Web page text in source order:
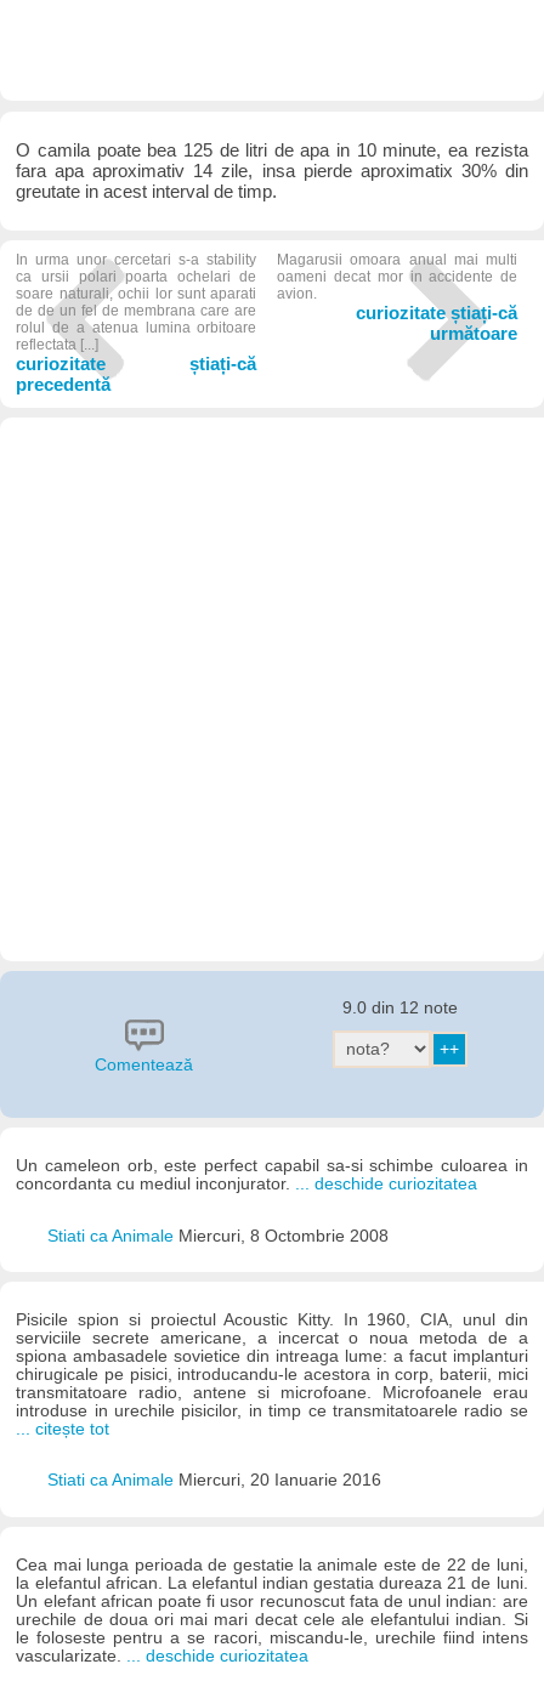
O camila poate bea 125 de litri de apa in 10 minute, ea rezista
fara apa aproximativ 14 zile, insa pierde aproximatix 30% din
greutate in acest interval de timp.
In urma unor cercetari s-a stability
ca ursii polari poarta ochelari de
soare naturali, ochii lor sunt aparati
de de un fel de membrana care are
rolul de a atenua lumina orbitoare
reflectata [...]
curiozitate știați-că
precedentă
Magarusii omoara anual mai multi
oameni decat mor in accidente de
avion.
curiozitate știați-că
următoare
Comentează
9.0 din 12 note
Un cameleon orb, este perfect capabil sa-si schimbe culoarea in
concordanta cu mediul inconjurator. ... deschide curiozitatea
Stiati ca Animale Miercuri, 8 Octombrie 2008
Pisicile spion si proiectul Acoustic Kitty. In 1960, CIA, unul din
serviciile secrete americane, a incercat o noua metoda de a
spiona ambasadele sovietice din intreaga lume: a facut implanturi
chirugicale pe pisici, introducandu-le acestora in corp, baterii, mici
transmitatoare radio, antene si microfoane. Microfoanele erau
introduse in urechile pisicilor, in timp ce transmitatoarele radio se
... citește tot
Stiati ca Animale Miercuri, 20 Ianuarie 2016
Cea mai lunga perioada de gestatie la animale este de 22 de luni,
la elefantul african. La elefantul indian gestatia dureaza 21 de luni.
Un elefant african poate fi usor recunoscut fata de unul indian: are
urechile de doua ori mai mari decat cele ale elefantului indian. Si
le foloseste pentru a se racori, miscandu-le, urechile fiind intens
vascularizate.
... deschide curiozitatea